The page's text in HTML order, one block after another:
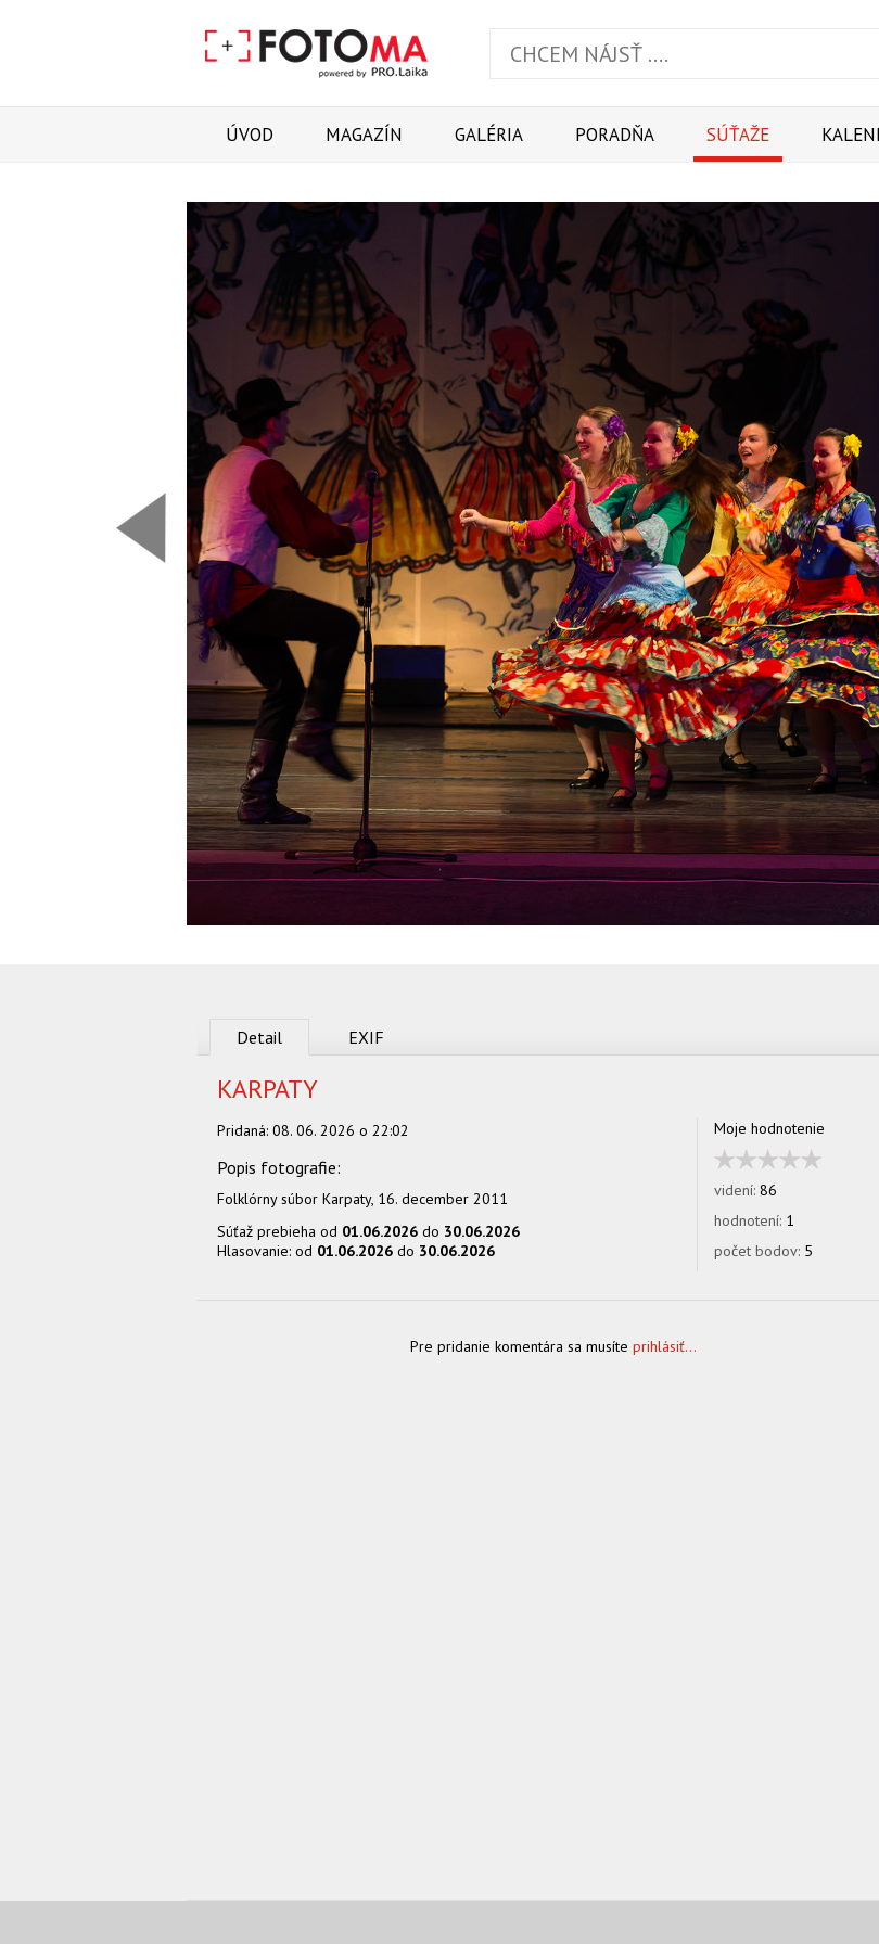
ÚVOD MAGAZÍN GALÉRIA PORADŇA SÚŤAŽE
Predchádzajúca
Detail EXIF
KARPATY
Pridaná: 08. 06. 2026 o 22:02
Folklórny súbor Karpaty, 16. december 2011
Súťaž prebieha od 01.06.2026 do 30.06.2026
Hlasovanie: od 01.06.2026 do 30.06.2026
Moje hodnotenie
videní: 86
hodnotení: 1
počet bodov: 5
Pre pridanie komentára sa musíte prihlásiť...